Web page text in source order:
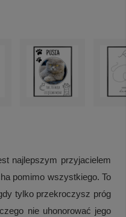
najlepszym przyjacielem
pomimo wszystkiego. To
tylko przekroczysz próg
nie uhonorować jego